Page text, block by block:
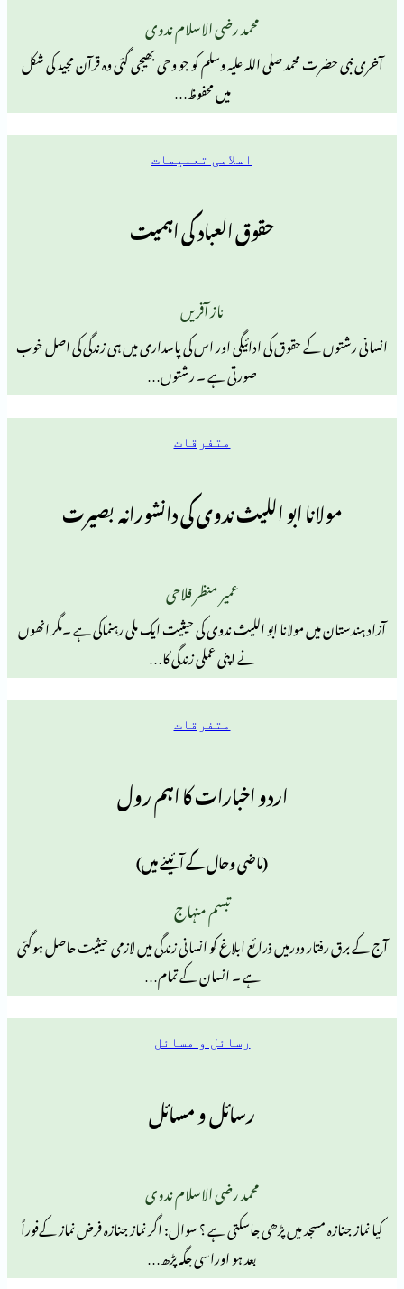
محمد رضی الاسلام ندوی
صلی اللہ علیہ وسلم کو جو وحی بھیجی گئی وہ قرآن مجید کی شکل
اسلامی تعلیمات
حقوق العباد کی اہمیت
حقوق کی ادائیگی اور اس کی پاسداری میں ہی زندگی کی اصل خوب
صورتی ہے ۔ رشتوں…
ابو اللیث ندوی کی دانشورانہ بصیرت
مولانا ابو اللیث ندوی کی حیثیت ایک ملی رہنماکی ہے ۔مگر انھوں
نے اپنی عملی زندگی کا…
اردو اخبارات کا اہم رول
(ماضی وحال کے آئینے میں)
ذرائع ابلاغ کو انسانی زندگی میں لازمی حیثیت حاصل ہوگئی
ہے ۔ انسان کے تمام…
رسائل و مسائل
رسائل و مسائل
محمد رضی الاسلام ندوی
میں پڑھی جاسکتی ہے ؟ سوال: اگر نماز جنازہ فرض نماز کےفوراً
بعد ہو اوراسی جگہ پڑھ…